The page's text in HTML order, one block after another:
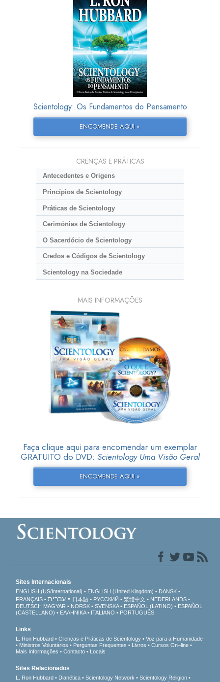
Scientology: Os Fundamentos do Pensamento
ENCOMENDE AQUI »
CRENÇAS E PRÁTICAS
Antecedentes e Origens
Princípios de Scientology
Práticas de Scientology
Cerimónias de Scientology
O Sacerdócio de Scientology
Credos e Códigos de Scientology
Scientology na Sociedade
MAIS INFORMAÇÕES
Faça clique aqui para encomendar um exemplar
GRATUITO do DVD: Scientology Uma Visão Geral
ENCOMENDE AQUI »
Sites Internacionais
ENGLISH (US/International) ENGLISH (United Kingdom)
DANSK
FRANÇAIS
עברית 日本語 РУССКИЙ 繁體中文
NEDERLANDS
DEUTSCH MAGYAR NORSK SVENSKA ESPAÑOL (LATINO)
ESPAÑOL
(CASTELLANO)
ΕΛΛΗΝΙΚA ITALIANO PORTUGUÊS
Links
L. Ron Hubbard Crenças e Práticas de Scientology
Voz para a Humanidade
Ministros Voluntários
Perguntas Frequentes Livros
Cursos On–line
Mais Informações
Contacto Locais
Sites Relacionados
L. Ron Hubbard Dianética Scientology Network
Scientology Religion